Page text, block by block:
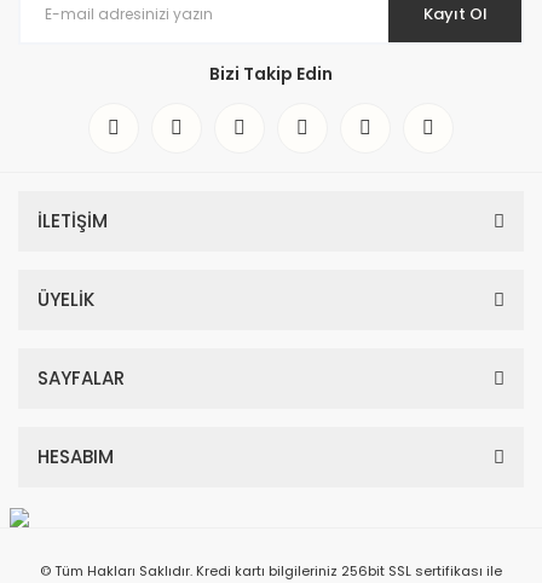
Kayıt Ol
Bizi Takip Edin
İLETİŞİM
ÜYELİK
SAYFALAR
HESABIM
© Tüm Hakları Saklıdır. Kredi kartı bilgileriniz 256bit SSL sertifikası ile